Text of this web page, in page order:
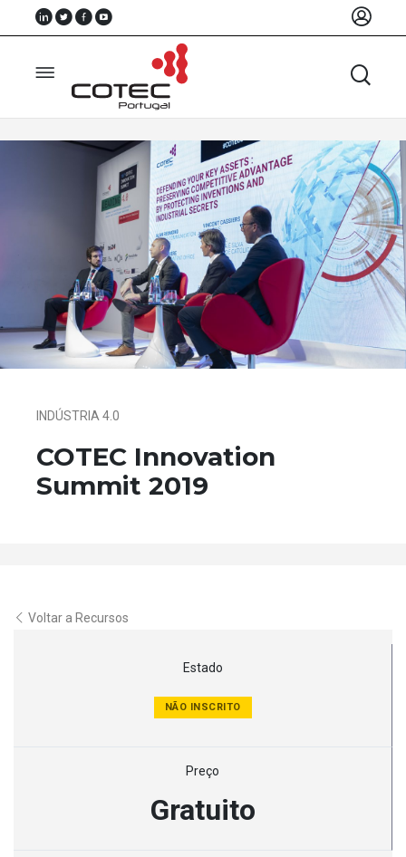
Associados
Recursos
Notícias
Eventos
INDÚSTRIA 4.0
COTEC Innovation
Summit 2019
Voltar a Recursos
Estado
NÃO INSCRITO
Preço
Gratuito